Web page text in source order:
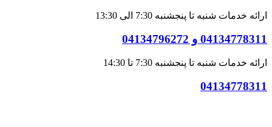
ارائه خدمات شنبه تا پنجشنبه 7:30 الی 13:30
04134778311 و 04134796272
ارائه خدمات شنبه تا پنجشنبه 7:30 تا 14:30
04134778311